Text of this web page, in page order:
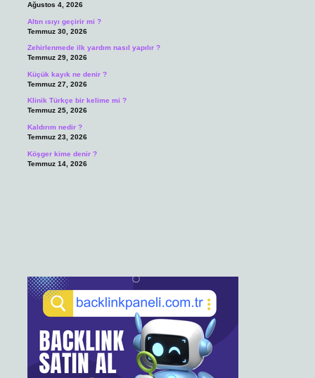
Ağustos 4, 2026
Altın ısıyı geçirir mi ?
Temmuz 30, 2026
Zehirlenmede ilk yardım nasıl yapılır ?
Temmuz 29, 2026
Küçük kayık ne denir ?
Temmuz 27, 2026
Klinik Türkçe bir kelime mi ?
Temmuz 25, 2026
Kaldırım nedir ?
Temmuz 23, 2026
Köşger kime denir ?
Temmuz 14, 2026